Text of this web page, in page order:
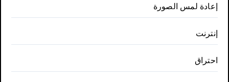
إعادة لمس الصورة
إنترنت
احتراق